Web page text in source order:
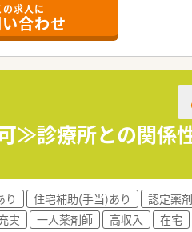
歓迎しております。
つ方を求めております。
ずはご相談ください。
アの中核を担います。
持に積極的に貢献します。
行を全力で支援します。
の求人に
合わせ
≫診療所との関係
り 住宅補助(手当)あり 認定薬
実 一人薬剤師 高収入 在宅